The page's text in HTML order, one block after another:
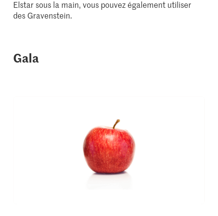
Elstar sous la main, vous pouvez également utiliser
des Gravenstein.
Gala